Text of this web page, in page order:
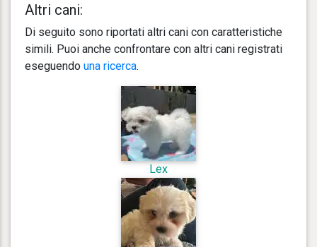
Altri cani:
Di seguito sono riportati altri cani con caratteristiche
simili. Puoi anche confrontare con altri cani registrati
eseguendo una ricerca.
Lex